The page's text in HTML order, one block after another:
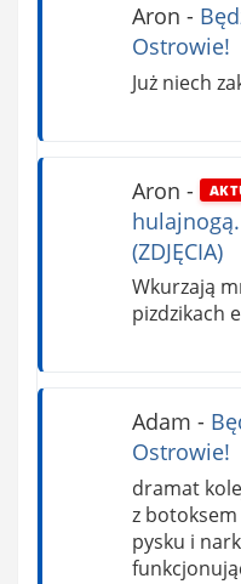
Aron -
Ostrowie!
Już niech
Aron -
(ZDJĘCIA)
Wkurzają
pizdzikach
Adam -
Ostrowie!
dramat
z
pysku i